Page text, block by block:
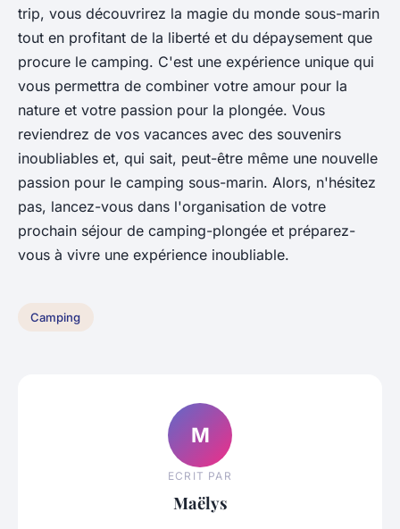
trip, vous découvrirez la magie du monde sous-marin
tout en profitant de la liberté et du dépaysement que
procure le camping. C'est une expérience unique qui
vous permettra de combiner votre amour pour la
nature et votre passion pour la plongée. Vous
reviendrez de vos vacances avec des souvenirs
inoubliables et, qui sait, peut-être même une nouvelle
passion pour le camping sous-marin. Alors, n'hésitez
pas, lancez-vous dans l'organisation de votre
prochain séjour de camping-plongée et préparez-
vous à vivre une expérience inoubliable.
Camping
M
ECRIT PAR
Maëlys